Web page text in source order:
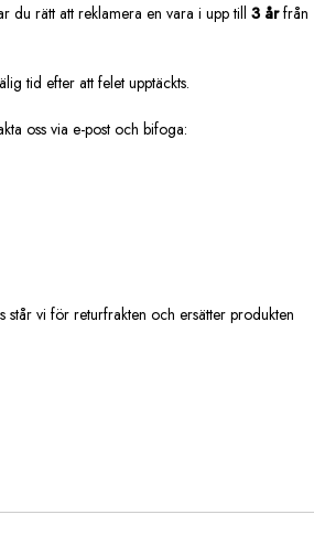
du rätt att reklamera en vara i upp till 3 årfrån
tid efter att felet upptäckts.
oss via e-post och bifoga:
står vi för returfrakten och ersätter produkten